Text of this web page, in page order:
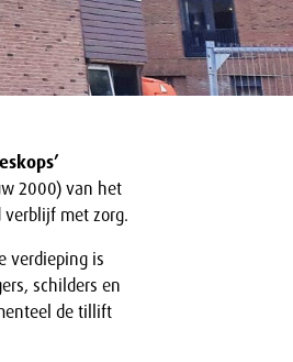
2000) van het
verblijf met zorg.
verdieping is
schilders en
de tillift